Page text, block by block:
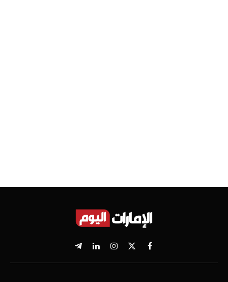
فيسبوك
X
(Twitter)
الانستغراملينكدإنتيلقرام